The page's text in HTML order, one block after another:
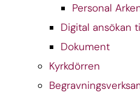
Personal
Digital ansökan
Dokument
Kyrkdörren